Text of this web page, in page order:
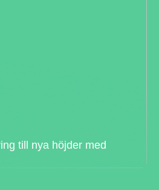
till nya höjder med